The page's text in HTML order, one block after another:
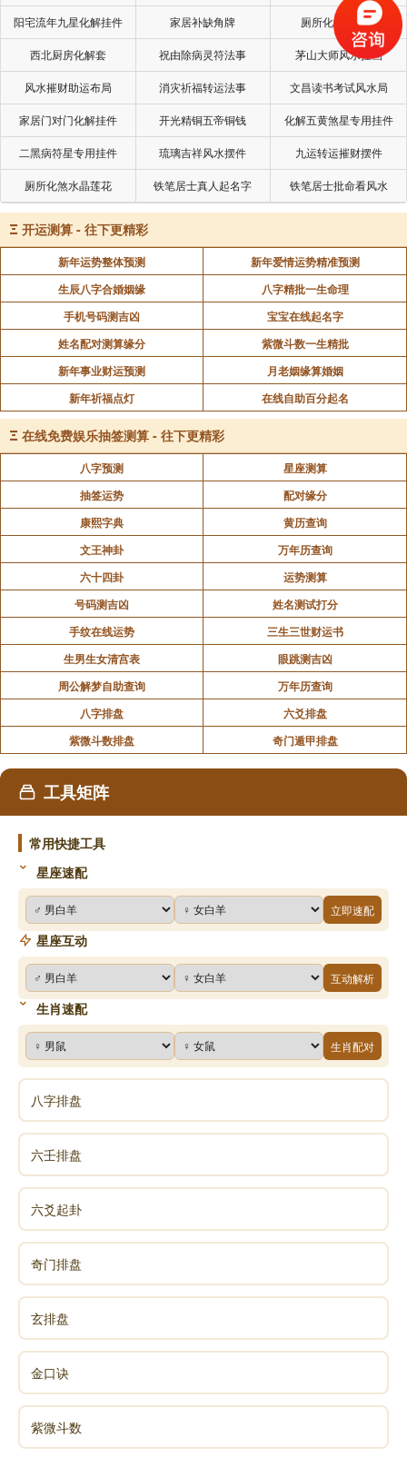
典故
汉朝苏武字子卿，出使匈奴被留十九年，与一匈
奴女子生三子，归国时约其再往，后未能践约，其子奉
母命来请，苏武置之不顾，番女责其有节而无信。
解签
核心寓意
秋冬之时，作事平平常常，须到春天来临，才会
渐渐兴盛起来。
圣意
讼渐理，病渐康，财始达，名始彰，行人近，婚
姻良，家道吉，福禄昌。
行事建议
求谋作事
至春方可遂意，只宜渐进，不可躁急。
运势
秋冬平平，逢春渐亨通。凡百谋望，至春方可求
名。
家庭
家道清吉，可保安宁。
财利
财始达，需待时日。
事业
秋冬平平，春来谋望，次第光亨。
婚姻良，宜远不宜近，宜缓不宜急。
声明：部分内容来于网络，如有侵权，请联系我们删除！以上内容，并
不代表易德轩观点。
阳宅流年九星化解挂件 家居补缺角牌 厕所化秽气煞套
西北厨房化解套 祝由除病灵符法事 茅山大师风水挂画
风水摧财助运布局 消灾祈福转运法事 文昌读书考试风水局
家居门对门化解挂件 开光精铜五帝铜钱 化解五黄煞星专用挂件
二黑病符星专用挂件 琉璃吉祥风水摆件 九运转运摧财摆件
厕所化煞水晶莲花 铁笔居士真人起名字 铁笔居士批命看风水
Ξ 开运测算 - 往下更精彩
新年运势整体预测
新年爱情运势精准预测
生辰八字合婚姻缘
八字精批一生命理
手机号码测吉凶
宝宝在线起名字
姓名配对测算缘分
紫微斗数一生精批
新年事业财运预测
月老姻缘算婚姻
新年祈福点灯
在线自助百分起名
Ξ 在线免费娱乐抽签测算 - 往下更精彩
八字预测
星座测算
抽签运势
配对缘分
康熙字典
黄历查询
文王神卦
万年历查询
六十四卦
运势测算
号码测吉凶
姓名测试打分
手纹在线运势
三生三世财运书
生男生女清宫表
眼跳测吉凶
周公解梦自助查询
万年历查询
八字排盘
六爻排盘
紫微斗数排盘
奇门遁甲排盘
工具矩阵
常用快捷工具
星座速配
立即速配
星座互动
互动解析
生肖速配
生肖配对
八字排盘
六壬排盘
六爻起卦
奇门排盘
玄排盘
金口诀
紫微斗数